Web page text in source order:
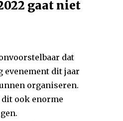
gaat niet
dat
evenement dit jaar
organiseren.
ook enorme